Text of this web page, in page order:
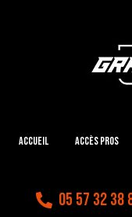
Accueil Accès Pros
05 57 32 38